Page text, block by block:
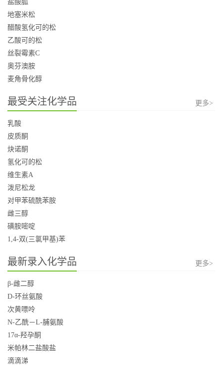
盐酸胍
地塞米松
醋酸氢化可的松
乙酸可的松
丝裂霉素C
奥芬澳胺
麦角骨化醇
最受关注化学品 更多>
乳酸
皮质酮
炔诺酮
氢化可的松
维生素A
泼尼松龙
对甲苯硫酰苯胺
雌三醇
磺胺嘧啶
1,4-双(三氯甲基)苯
最新录入化学品 更多>
β-雌二醇
D-环丝氨酸
次黄嘌呤
N-乙酰－L-脯氨酸
17α-羟孕酮
米帕林二盐酸盐
滴滴涕